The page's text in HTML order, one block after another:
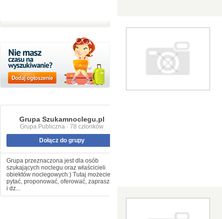
Grupa Szukamnoclegu.pl
Grupa Publiczna · 78 członków
Dołącz do grupy
Grupa przeznaczona jest dla osób
szukających noclegu oraz właścicieli
obiektów noclegowych:) Tutaj możecie
pytać, proponować, oferować, zapraszać
i dz...